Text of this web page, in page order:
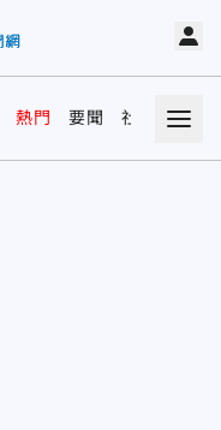
熱門 要聞 社會 娛樂